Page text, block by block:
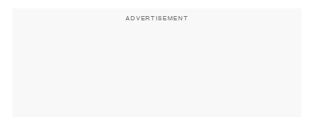
ADVERTISEMENT